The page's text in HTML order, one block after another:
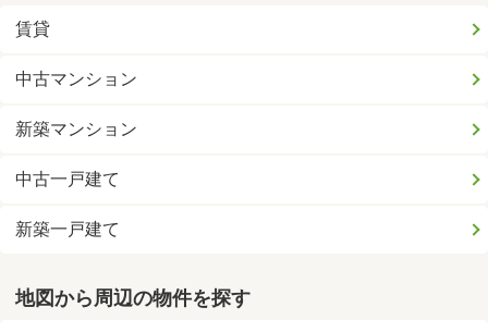
賃貸
中古マンション
新築マンション
中古一戸建て
新築一戸建て
地図から周辺の物件を探す